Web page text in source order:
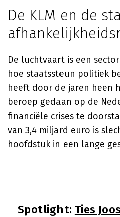
De KLM en de
De luchtvaart is een
hoe staatssteun politiek
heeft door de jaren heen
beroep gedaan op de
financiële crises te
van 3,4 miljard euro is
hoofdstuk in een lange
Spotlight: Ties